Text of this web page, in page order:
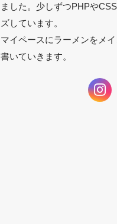
ました。少しずつPHPや
ズしています。
マイペースにラーメンをメ
書いていきます。